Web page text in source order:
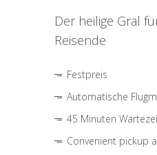
Der heilige Gral
Reisende
Festpreis
Automatische
45 Minuten
Convenient pickup